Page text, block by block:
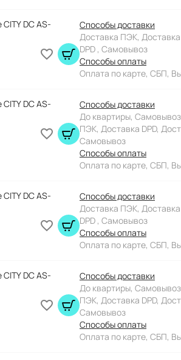
DC AS-
Способы доставки
Доставка ПЭК, Доставка
DPD , Самовывоз
Способы оплаты
Оплата по карте, СБП,
DC AS-
Способы доставки
До квартиры,
ПЭК, Доставка DPD,
Самовывоз
Способы оплаты
Оплата по карте, СБП,
DC AS-
Способы доставки
Доставка ПЭК, Доставка
DPD , Самовывоз
Способы оплаты
Оплата по карте, СБП,
DC AS-
Способы доставки
До квартиры,
ПЭК, Доставка DPD,
Самовывоз
Способы оплаты
Оплата по карте, СБП,